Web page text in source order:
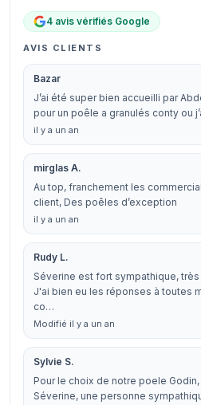
4 avis vérifiés Google
AVIS CLIENTS
Bazar
J’ai été super bien accueilli par
pour un poêle a granulés conty ou
il y a un an
mirglas A.
Au top, franchement les
client, Des poêles d’exception
il y a un an
Rudy L.
Séverine est fort sympathique,
J'ai bien eu les réponses à toutes
co…
Modifié il y a un an
Sylvie S.
Pour le choix de notre poele
Séverine, une personne